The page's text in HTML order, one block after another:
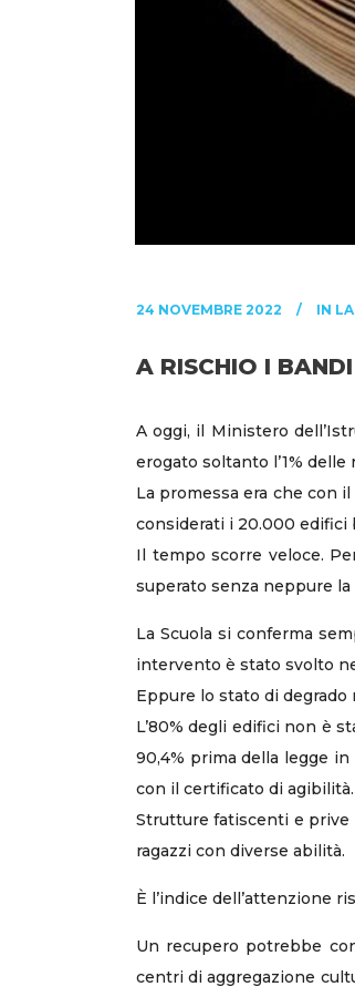
24 NOVEMBRE 2022 IN
A RISCHIO I
A oggi, il Ministero
erogato soltanto l’1%
La promessa era che con
considerati i 20.000 edifici
Il tempo scorre veloce.
superato senza neppure
La Scuola si conferma
intervento è stato svolto
Eppure lo stato di
L’80% degli edifici non è
90,4% prima della legge
con il certificato di agibilità.
Strutture fatiscenti e prive
ragazzi con diverse abilità.
È l’indice dell’attenzione
Un recupero potrebbe
centri di aggregazione